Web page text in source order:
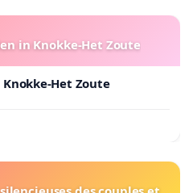
in Knokke-Het Zoute
Het Zoute